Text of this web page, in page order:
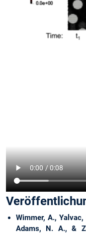
Wimmer, A.,
Adams, N. A., &